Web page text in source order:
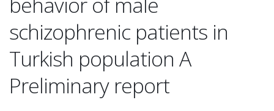
schizophrenic patients in
Turkish population A
Preliminary report